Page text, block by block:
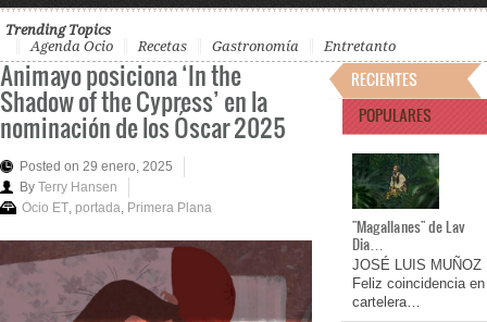
Trending Topics
Agenda Ocio
Recetas Gastronomía Entretanto
Animayo posiciona ‘In the
Shadow of the Cypress’ en la
nominación de los Óscar 2025
Posted on 29 enero, 2025
By Terry Hansen
Ocio ET portada Primera Plana
RECIENTES
POPULARES
"Magallanes" de Lav
Dia…
JOSÉ LUIS MUÑOZ
Feliz coincidencia en
cartelera…